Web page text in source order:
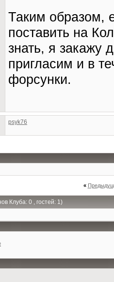
Таким образом,
поставить на
знать, я закажу
пригласим и в
форсунки.
psyk76
«
Клуба: 0 , гостей: 1)